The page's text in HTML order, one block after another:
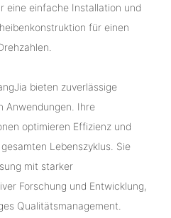
eine einfache Installation und
für einen
bieten zuverlässige
Anwendungen. Ihre
optimieren Effizienz und
Lebenszyklus. Sie
mit starker
Forschung und Entwicklung,
Qualitätsmanagement.